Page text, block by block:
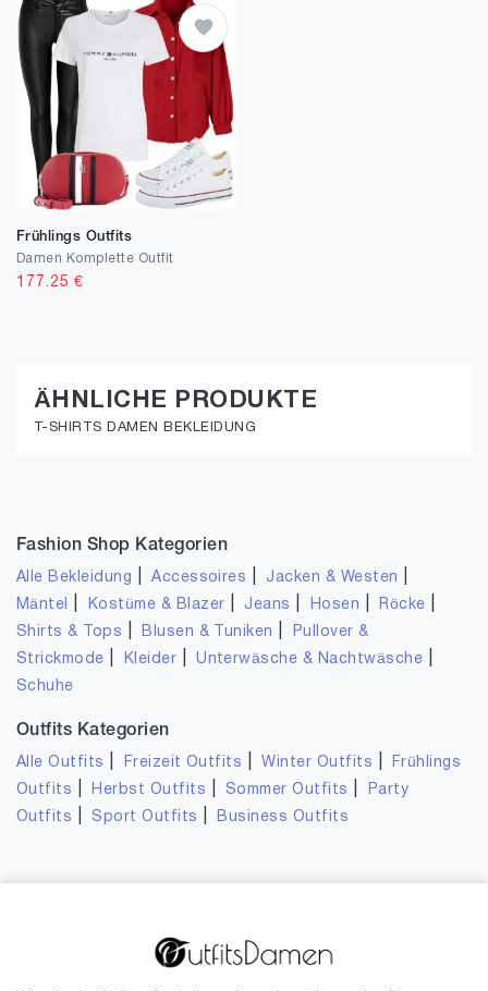
Frühlings Outfits
Damen Komplette Outfit
177.25 €
ÄHNLICHE PRODUKTE
T-SHIRTS DAMEN BEKLEIDUNG
Fashion Shop Kategorien
Alle Bekleidung |Accessoires Jacken & Westen
Mäntel Kostüme & Blazer Jeans Hosen Röcke
Shirts & Tops Blusen & Tuniken
Pullover &
Strickmode
Kleider |Unterwäsche & Nachtwäsche
Schuhe
Outfits Kategorien
Alle Outfits Freizeit Outfits |Winter Outfits
Frühlings
Outfits
Herbst Outfits Sommer Outfits
Party
Outfits
Sport Outfits Business Outfits